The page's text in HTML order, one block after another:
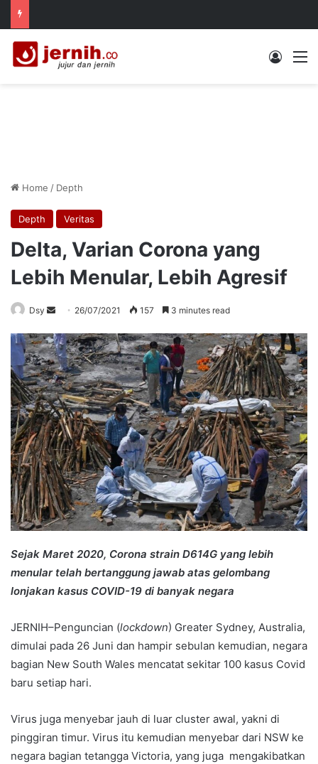
Log In
Home / Depth
Depth Veritas
Delta, Varian Corona yang
Lebih Menular, Lebih Agresif
Dsy
Send
email
26/07/2021 157 3 minutes read
Sejak Maret 2020, Corona strain D614G yang lebih
menular telah bertanggung jawab atas gelombang
lonjakan kasus COVID-19 di banyak negara
JERNIH–Penguncian (lockdown) Greater Sydney, Australia,
dimulai pada 26 Juni dan hampir sebulan kemudian, negara
bagian New South Wales mencatat sekitar 100 kasus Covid
baru setiap hari.
Virus juga menyebar jauh di luar cluster awal, yakni di
pinggiran timur. Virus itu kemudian menyebar dari NSW ke
negara bagian tetangga Victoria, yang juga mengakibatkan